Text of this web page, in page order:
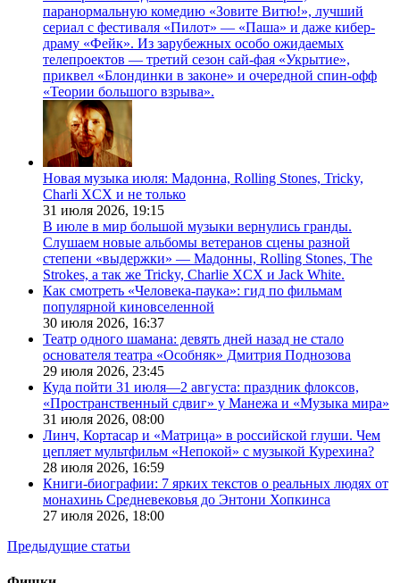
паранормальную комедию «Зовите Витю!», лучший
сериал с фестиваля «Пилот» — «Паша» и даже кибер-
драму «Фейк». Из зарубежных особо ожидаемых
телепроектов — третий сезон сай-фая «Укрытие»,
приквел «Блондинки в законе» и очередной спин-офф
«Теории большого взрыва».
Новая музыка июля: Мадонна, Rolling Stones, Tricky,
Charli XCX и не только
31 июля 2026, 19:15
В июле в мир большой музыки вернулись гранды.
Слушаем новые альбомы ветеранов сцены разной
степени «выдержки» — Мадонны, Rolling Stones, The
Strokes, а так же Tricky, Charlie XCX и Jack White.
Как смотреть «Человека-паука»: гид по фильмам
популярной киновселенной
30 июля 2026, 16:37
Театр одного шамана: девять дней назад не стало
основателя театра «Особняк» Дмитрия Поднозова
29 июля 2026, 23:45
Куда пойти 31 июля—2 августа: праздник флоксов,
«Пространственный сдвиг» у Манежа и «Музыка мира»
31 июля 2026, 08:00
Линч, Кортасар и «Матрица» в российской глуши. Чем
цепляет мультфильм «Непокой» с музыкой Курехина?
28 июля 2026, 16:59
Книги-биографии: 7 ярких текстов о реальных людях от
монахинь Средневековья до Энтони Хопкинса
27 июля 2026, 18:00
Предыдущие статьи